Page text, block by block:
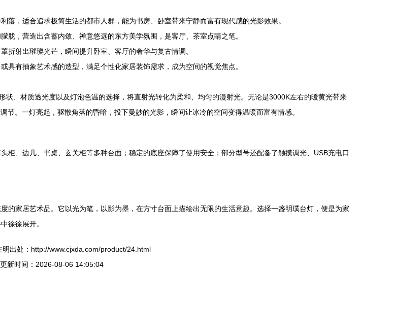
落，适合追求极简生活的都市人群，能为书房、卧室带来宁静而富有现代感的光影效果。
胧，营造出含蓄内敛、禅意悠远的东方美学氛围，是客厅、茶室点睛之笔。
折射出璀璨光芒，瞬间提升卧室、客厅的奢华与复古情调。
具有抽象艺术感的造型，满足个性化家居装饰需求，成为空间的视觉焦点。
状、材质透光度以及灯泡色温的选择，将直射光转化为柔和、均匀的漫射光。无论是3000K左右的暖黄光带来
。一灯亮起，驱散角落的昏暗，投下曼妙的光影，瞬间让冰冷的空间变得温暖而富有情感。
柜、边几、书桌、玄关柜等多种台面；稳定的底座保障了使用安全；部分型号还配备了触摸调光、USB充电口
的家居艺术品。它以光为笔，以影为墨，在方寸台面上描绘出无限的生活意趣。选择一盏明璞台灯，便是为家
徐徐展开。
明出处：http://www.cjxda.com/product/24.html
更新时间：2026-08-06 14:05:04